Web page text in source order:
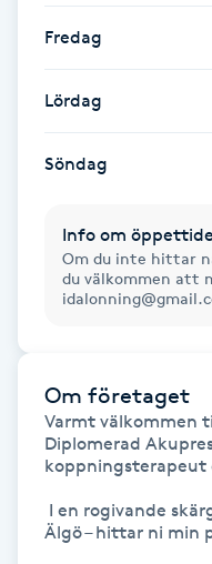
Gellack med
Gravidmassage
Gravidyoga
Gua Sha-massage
Headspa
Fredag
Lördag
Söndag
Info om
Om du inte hittar
du välkommen att
Om företaget
Varmt välkommen
Diplomerad
koppningsterapeut
Älgö – hittar ni min